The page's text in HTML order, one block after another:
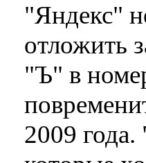
"Яндекс"
отложить
"Ъ" в
2009